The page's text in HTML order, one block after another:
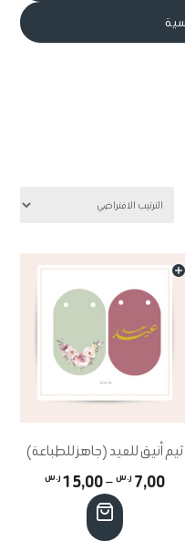
ثيم أنيق للعيد (جاهز للطباعة)
7,00 ر.س –
15,00 ر.سنطاق
هناك
العديد